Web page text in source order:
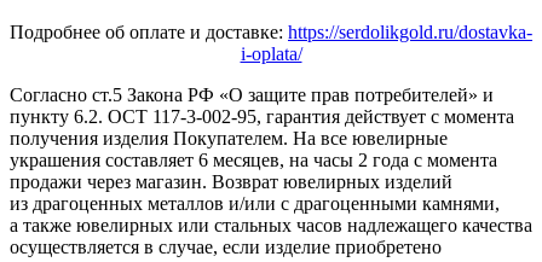
Подробнее об оплате и доставке: https://serdolikgold.ru/dostavka-
i-oplata/
Согласно ст.5 Закона РФ «О защите прав потребителей» и
пункту 6.2. ОСТ 117-3-002-95, гарантия действует с момента
получения изделия Покупателем. На все ювелирные
украшения составляет 6 месяцев, на часы 2 года с момента
продажи через магазин. Возврат ювелирных изделий
из драгоценных металлов и/или с драгоценными камнями,
а также ювелирных или стальных часов надлежащего качества
осуществляется в случае, если изделие приобретено